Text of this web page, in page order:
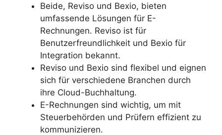
Beide, Reviso und Bexio, bieten
umfassende Lösungen für E-
Rechnungen. Reviso ist für
Benutzerfreundlichkeit und Bexio für
Integration bekannt.
Reviso und Bexio sind flexibel und eignen
sich für verschiedene Branchen durch
ihre Cloud-Buchhaltung.
E-Rechnungen sind wichtig, um mit
Steuerbehörden und Prüfern effizient zu
kommunizieren.